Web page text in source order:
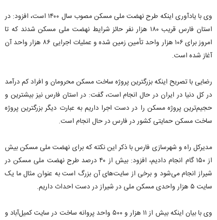
وی با یادآوری اینکه طرح نهضت ملی مسکن مصوب سال ۱۴۰۰ است، افزود: در
استان فارس قریب ۱۸۰ هزار نفر حائز شرایط نهضت ملی مسکن شدند که تا
امروز برای ۱۰۶ هزار واحد تأمین زمین شده و عملیات اجرایی ۸۶ هزار واحد آن
آغاز شده است.
رضایی با تصریح اینکه بزرگترین پروژه ساخت مسکن محرومان و افراد کم درآمد
در کل دنیا در ایران در حال انجام است، گفت: در استان فارس نیز بیشترین و
حجیم‌ترین پروژه مسکن را در دست اجرا داریم به عبارت دیگر بزرگترین پروژه
ساخت مسکن حمایتی کشور در فارس در حال انجام است.
مدیرکل راه و شهرسازی فارس با ذکر این نکته که برای نهضت ملی مسکن بیش
از ۱۵۰ گام انجام دادیم، افزود: بیش از ۴۰ درصد طرح نهضت ملی مسکن در
شیراز انجام می‌شود و برخی از سایت‌های آن بزرگ است به عنوان مثال ما یک
سایت ۵ هزار واحدی مسکن ملی در شیراز در دست احداث داریم.
وی با بیان اینکه بیش از ۱۱ هزار و ۵۰۰ واحد پروانه ساخت در سایت کمیل‌آباد و